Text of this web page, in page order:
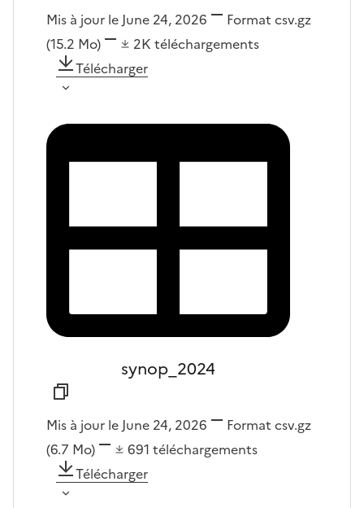
Mis à jour le June 24, 2026 Format csv.gz
(15.2 Mo)
2K téléchargements
Télécharger
synop_2024
Mis à jour le June 24, 2026 Format csv.gz
(6.7 Mo)
691 téléchargements
Télécharger